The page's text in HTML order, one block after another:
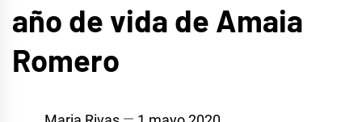
año de vida de Amaia
Romero